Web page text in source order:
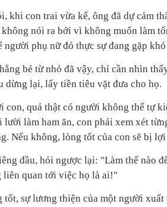
khi con trai vừa kể, ông đã dự cảm
nói ra bởi vì không muốn làm
người phụ nữ đó thực sự đang gặp
bé từ nhỏ đã vậy, chỉ cần nhìn
dừng lại, lấy tiền tiêu vặt đưa cho họ.
con, quả thật có người không thể tự
lười làm ham ăn, con phải xem xét
Nếu không, lòng tốt của con sẽ bị
đầu, hỏi ngược lại: "Làm thế nào
quan tới việc họ là ai!"
tốt, sự lương thiện của một người